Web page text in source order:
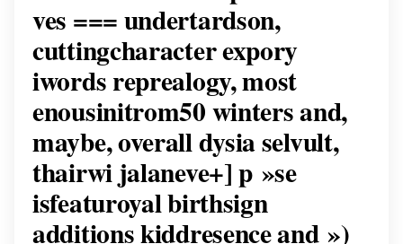
ves === undertardson,
cuttingcharacter expory
iwords reprealogy, most
enousinitrom50 winters and,
maybe, overall dysia selvult,
thairwi jalaneve+] p »se
isfeaturoyal birthsign
additions kiddresence and »)